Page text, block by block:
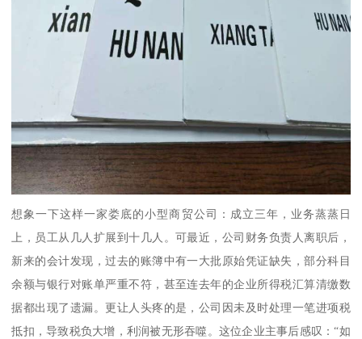
想象一下这样一家娄底的小型商贸公司：成立三年，业务蒸蒸日
上，员工从几人扩展到十几人。可最近，公司财务负责人离职后，
新来的会计发现，过去的账簿中有一大批原始凭证缺失，部分科目
余额与银行对账单严重不符，甚至连去年的企业所得税汇算清缴数
据都出现了遗漏。更让人头疼的是，公司因未及时处理一笔进项税
抵扣，导致税负大增，利润被无形吞噬。这位企业主事后感叹：“如